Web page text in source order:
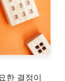
한 결정이